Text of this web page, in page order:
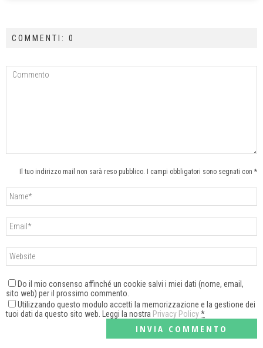
COMMENTI: 0
Il tuo indirizzo mail non sarà reso pubblico. I campi obbligatori sono segnati con *
Do il mio consenso affinché un cookie salvi i miei dati (nome, email,
sito web) per il prossimo commento.
Utilizzando questo modulo accetti la memorizzazione e la gestione dei
tuoi dati da questo sito web. Leggi la nostra Privacy Policy*